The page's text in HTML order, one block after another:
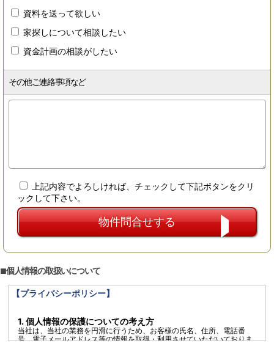
資料を送って欲しい
家探しについて相談したい
資金計画の相談がしたい
その他ご連絡事項など
上記内容でよろしければ、チェックして下記ボタンをクリ
ックして下さい。
個人情報の取扱いについて
【プライバシーポリシー】
1. 個人情報の保護についての考え方
当社は、当社の業務を円滑に行うため、お客様の氏名、住所、電話番
号、電子メールアドレス等の情報を取得・利用させていただいておりま